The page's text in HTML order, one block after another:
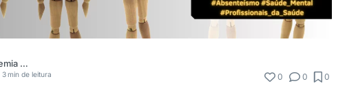
Academia Médica
3 min de leitura 0 0 0